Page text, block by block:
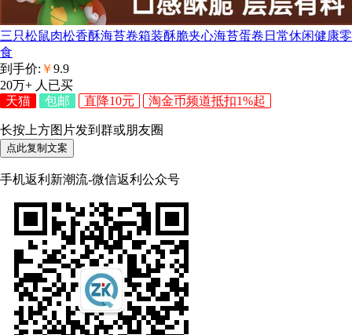
三只松鼠肉松香酥海苔卷箱装酥脆夹心海苔蛋卷日常休闲健康零
食
到手价: ￥9.9
20万+ 人已买
天猫
包邮 直降10元 淘金币频道抵扣1%起
长按上方图片发到群或朋友圈
点此复制文案
手机返利新潮流-微信返利公众号